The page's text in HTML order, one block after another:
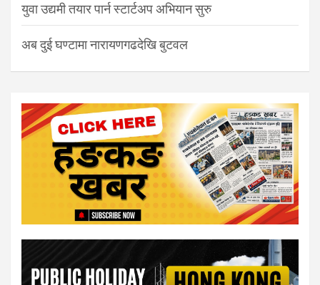
युवा उद्यमी तयार पार्न स्टार्टअप अभियान सुरु
अब दुई घण्टामा नारायणगढदेखि बुटवल